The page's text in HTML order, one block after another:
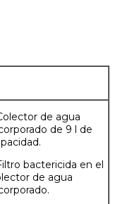
de agua
de 9 l de
bactericida en el
de agua